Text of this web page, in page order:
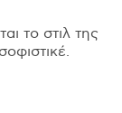
το στιλ της